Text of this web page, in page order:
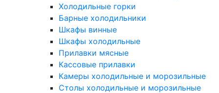
Холодильные горки
Барные холодильники
Шкафы винные
Шкафы холодильные
Прилавки мясные
Кассовые прилавки
Камеры холодильные и морозильные
Столы холодильные и морозильные